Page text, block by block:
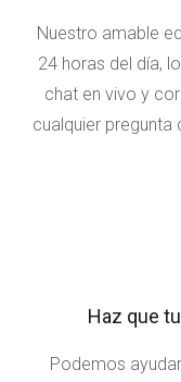
Nuestro amable
24 horas del día,
chat en vivo y
cualquier pregunta
Haz que
Podemos